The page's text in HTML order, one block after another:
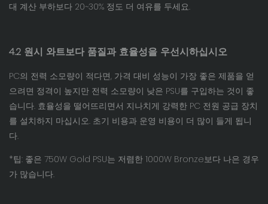
대 계산 부하보다 20~30% 정도 더 여유를 두세요.
4.2 원시 와트보다 품질과 효율성을 우선시하십시오
PC의 전력 소모량이 적다면, 가격 대비 성능이 가장 좋은 제품을 얻
으려면 정격이 높지만 전력 소모량이 낮은 PSU를 구입하는 것이 좋
습니다. 효율성을 떨어뜨리면서 지나치게 강력한 PC 전원 공급 장치
를 설치하지 마십시오. 초기 비용과 운영 비용이 더 많이 들게 됩니
다.
*팁: 좋은 750W Gold PSU는 저렴한 1000W Bronze보다 나은 경우
가 많습니다.